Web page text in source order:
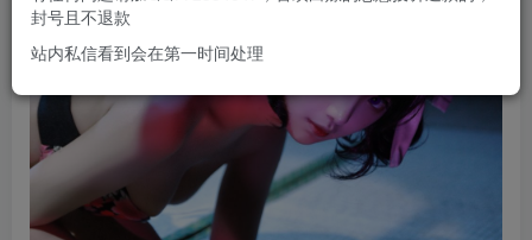
封号且不退款
站内私信看到会在第一时间处理